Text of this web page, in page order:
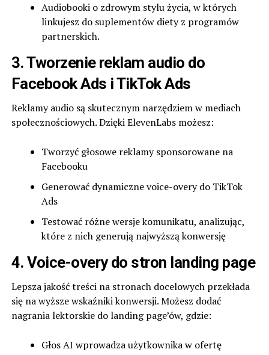
Audiobooki o zdrowym stylu życia, w których
linkujesz do suplementów diety z programów
partnerskich.
3. Tworzenie reklam audio do
Facebook Ads i TikTok Ads
Reklamy audio są skutecznym narzędziem w mediach
społecznościowych. Dzięki ElevenLabs możesz:
Tworzyć głosowe reklamy sponsorowane na
Facebooku
Generować dynamiczne voice-overy do TikTok
Ads
Testować różne wersje komunikatu, analizując,
które z nich generują najwyższą konwersję
4. Voice-overy do stron landing page
Lepsza jakość treści na stronach docelowych przekłada
się na wyższe wskaźniki konwersji. Możesz dodać
nagrania lektorskie do landing page’ów, gdzie:
Głos AI wprowadza użytkownika w ofertę